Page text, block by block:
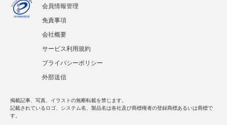
会員情報管理
免責事項
会社概要
サービス利用規約
プライバシーポリシー
外部送信
掲載記事、写真、イラストの無断転載を禁じます。
記載されているロゴ、システム名、製品名は各社及び商標権者の登録商標あるいは商標で
す。